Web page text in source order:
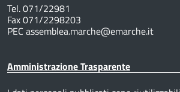
Tel. 071/22981
Fax 071/2298203
PEC assemblea.marche@emarche.it
Amministrazione Trasparente